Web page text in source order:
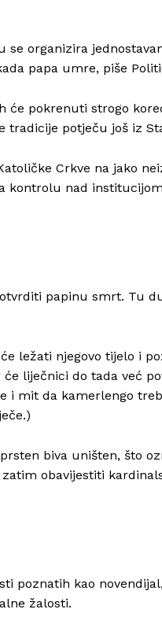
se organizira
papa umre, piše
će pokrenuti strogo
tradicije potječu još iz
Crkve na jako
kontrolu nad
papinu smrt. Tu
ležati njegovo tijelo i
liječnici do tada već
i mit da kamerlengo
biva uništen, što
obavijestiti
poznatih kao
žalosti.